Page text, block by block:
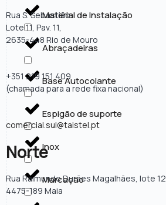
Material de Instalação
Abraçadeiras
Base Autocolante
Espigão de suporte
Inox
Marcação
Rua S. Sebastião
Lote 11, Pav. 11,
2635-448 Rio de Mouro
+351 219 151 409
(chamada para a rede fixa nacional)
comercial.sul@taistel.pt
Norte
Rua Raimundo Durães Magalhães, lote 12
4475-189 Maia